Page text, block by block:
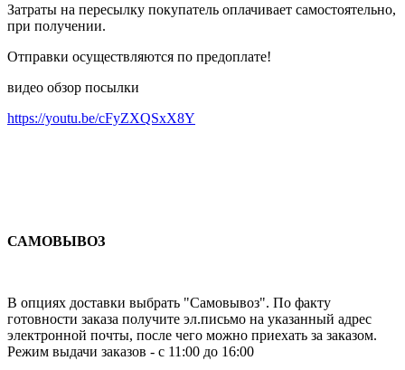
Затраты на пересылку покупатель оплачивает самостоятельно,
при получении.
Отправки осуществляются по предоплате!
видео обзор посылки
https://youtu.be/cFyZXQSxX8Y
САМОВЫВОЗ
В опциях доставки выбрать "Самовывоз". По факту
готовности заказа получите эл.письмо на указанный адрес
электронной почты, после чего можно приехать за заказом.
Режим выдачи заказов - с 11:00 до 16:00